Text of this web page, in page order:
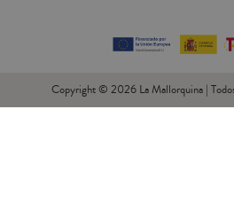
Copyright © 2026 La Mallorquina |